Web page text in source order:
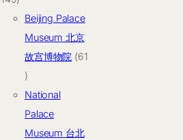
品
个
产
品
Beijing Palace
Museum 北京
故宫博物院
61
61
个
产
品
National
Palace
Museum 台北